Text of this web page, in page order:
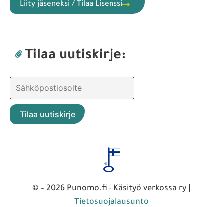
Liity jäseneksi / Tilaa Lisenssi
Tilaa uutiskirje:
© – 2026 Punomo.fi - Käsityö verkossa ry |
Tietosuojalausunto